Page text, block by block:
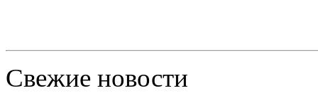
Свежие новости